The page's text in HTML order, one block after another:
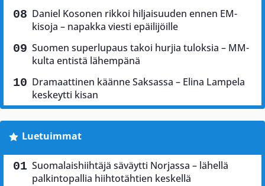
Daniel Kosonen rikkoi hiljaisuuden ennen EM-
kisoja – napakka viesti epäilijöille
Suomen superlupaus takoi hurjia tuloksia – MM-
kulta entistä lähempänä
Dramaattinen käänne Saksassa – Elina Lampela
keskeytti kisan
Luetuimmat
Suomalaishiihtäjä säväytti Norjassa – lähellä
palkintopallia hiihtotähtien keskellä